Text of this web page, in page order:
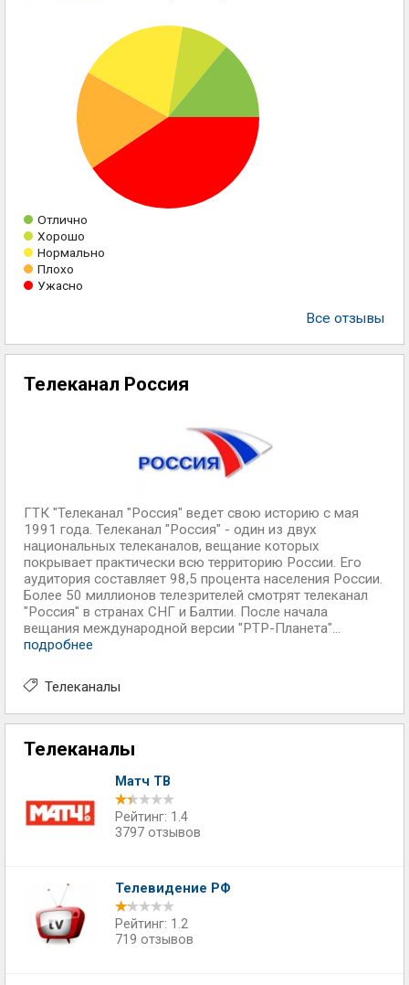
Отлично
Хорошо
Нормально
Плохо
Ужасно
Все отзывы
Телеканал Россия
ГТК "Телеканал "Россия" ведет свою историю с мая
1991 года. Телеканал "Россия" - один из двух
национальных телеканалов, вещание которых
покрывает практически всю территорию России. Его
аудитория составляет 98,5 процента населения России.
Более 50 миллионов телезрителей смотрят телеканал
"Россия" в странах СНГ и Балтии. После начала
вещания международной версии "РТР-Планета"...
подробнее
Телеканалы
Телеканалы
Матч ТВ
Рейтинг: 1.4
3797 отзывов
Телевидение РФ
Рейтинг: 1.2
719 отзывов